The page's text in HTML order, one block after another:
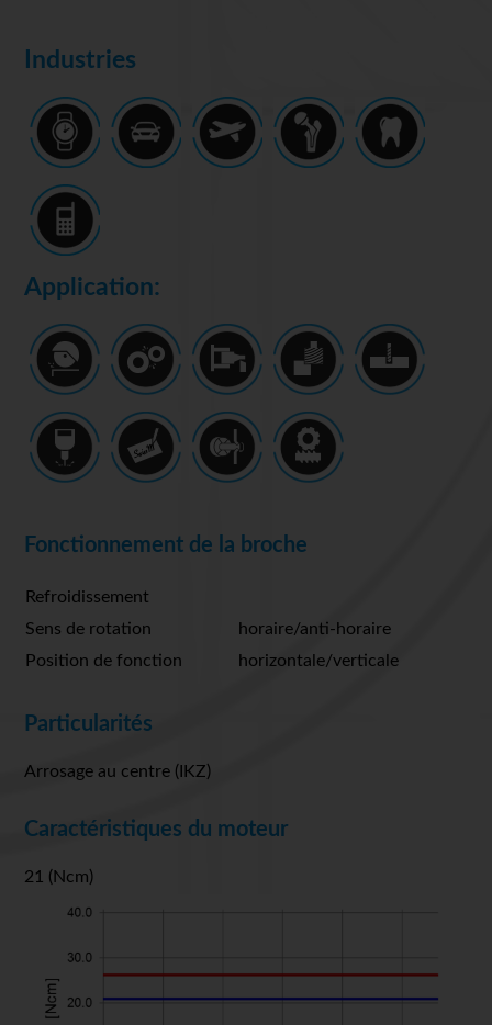
Industries
Application:
Fonctionnement de la broche
Refroidissement
Sens de rotation
horaire/anti-horaire
Position de fonction
horizontale/verticale
Particularités
Arrosage au centre (IKZ)
Caractéristiques du moteur
21 (Ncm)